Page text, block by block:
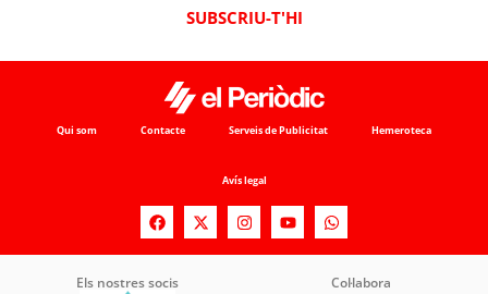
SUBSCRIU-T'HI
Qui som Contacte Serveis de Publicitat Hemeroteca
Avís legal
Els nostres socis Col·labora